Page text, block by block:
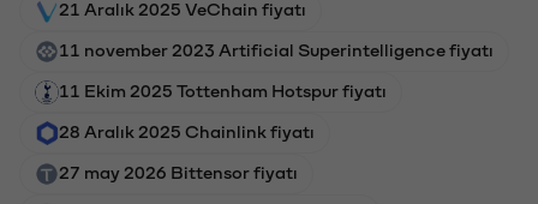
21 Aralık 2025 VeChain fiyatı
11 november 2023 Artificial Superintelligence fiyatı
11 Ekim 2025 Tottenham Hotspur fiyatı
28 Aralık 2025 Chainlink fiyatı
27 may 2026 Bittensor fiyatı